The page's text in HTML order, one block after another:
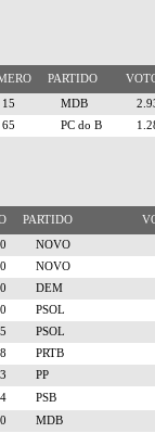
PARTIDO
15 MDB
65 PC do B
PARTIDO
NOVO
NOVO
DEM
PSOL
PSOL
PRTB
PP
PSB
MDB